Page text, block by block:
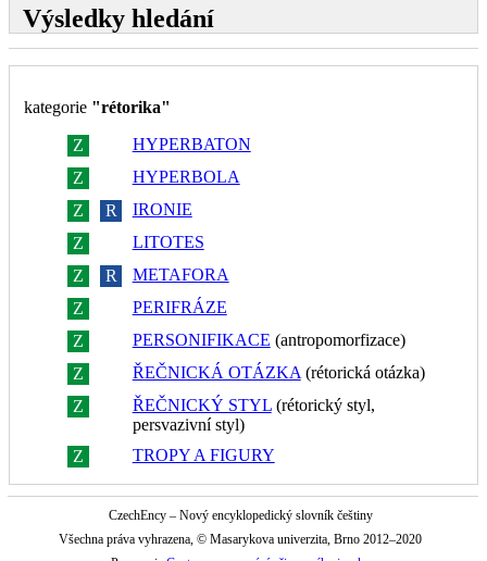
Výsledky hledání
kategorie "rétorika"
Z
HYPERBATON
Z
HYPERBOLA
Z
R
IRONIE
Z
LITOTES
Z
R
METAFORA
Z
PERIFRÁZE
Z
PERSONIFIKACE (antropomorfizace)
Z
ŘEČNICKÁ OTÁZKA (rétorická otázka)
Z
ŘEČNICKÝ STYL(rétorický styl,
persvazivní styl)
Z
TROPY A FIGURY
CzechEncy – Nový encyklopedický slovník češtiny
Všechna práva vyhrazena, © Masarykova univerzita, Brno 2012–2020